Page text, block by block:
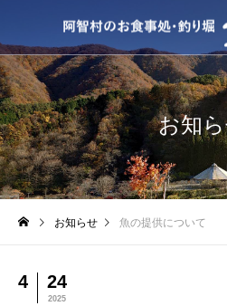
お知
お知らせ 魚の提供について
4 24
2025